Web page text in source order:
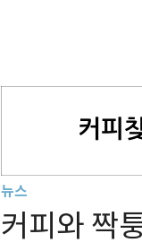
뉴스
커피와 짝